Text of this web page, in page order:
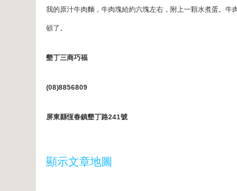
我的原汁牛肉麵，牛肉塊給約六塊左右，附上一顆水煮蛋。牛
頓了。
墾丁三商巧福
(08)8856809
屏東縣恆春鎮墾丁路241號
顯示文章地圖